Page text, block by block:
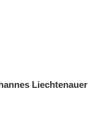
Liechtenauer